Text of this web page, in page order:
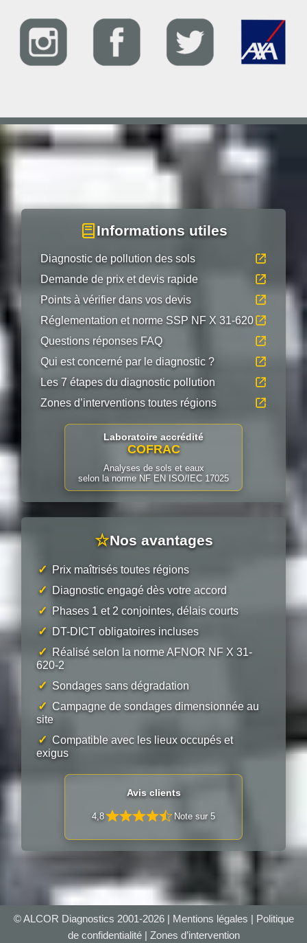
Informations utiles
Diagnostic de pollution des sols
Demande de prix et devis rapide
Points à vérifier dans vos devis
Réglementation et norme SSP NF X 31-620
Questions réponses FAQ
Qui est concerné par le diagnostic ?
Les 7 étapes du diagnostic pollution
Zones d’interventions toutes régions
Laboratoire accrédité
COFRAC
Analyses de sols et eaux
selon la norme NF EN ISO/IEC 17025
☆Nos avantages
✓ Prix maîtrisés toutes régions
✓ Diagnostic engagé dès votre accord
✓ Phases 1 et 2 conjointes, délais courts
✓ DT-DICT obligatoires incluses
✓
Réalisé selon la norme AFNOR NF X 31-
620-2
✓ Sondages sans dégradation
✓ Campagne de sondages dimensionnée au
site
✓ Compatible avec les lieux occupés et
exigus
Avis clients
4,8 Note sur 5
© ALCOR Diagnostics 2001-2026 | Mentions légales | Politique
de confidentialité| Zones d’intervention